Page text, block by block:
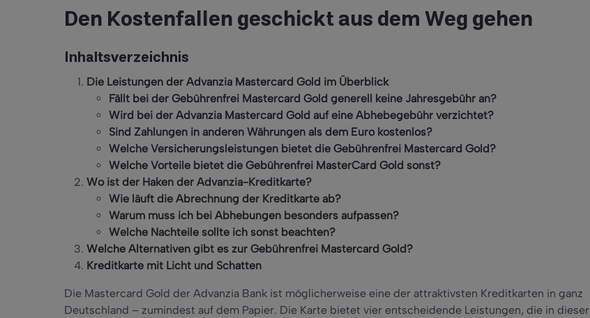
Den Kostenfallen geschickt aus dem Weg gehen
Inhaltsverzeichnis
Die Leistungen der Advanzia Mastercard Gold im Überblick
Fällt bei der Gebührenfrei Mastercard Gold generell keine Jahresgebühr an?
Wird bei der Advanzia Mastercard Gold auf eine Abhebegebühr verzichtet?
Sind Zahlungen in anderen Währungen als dem Euro kostenlos?
Welche Versicherungsleistungen bietet die Gebührenfrei Mastercard Gold?
Welche Vorteile bietet die Gebührenfrei MasterCard Gold sonst?
Wo ist der Haken der Advanzia-Kreditkarte?
Wie läuft die Abrechnung der Kreditkarte ab?
Warum muss ich bei Abhebungen besonders aufpassen?
Welche Nachteile sollte ich sonst beachten?
Welche Alternativen gibt es zur Gebührenfrei Mastercard Gold?
Kreditkarte mit Licht und Schatten
Die Mastercard Gold der Advanzia Bank ist möglicherweise eine der attraktivsten Kreditkarten in ganz
Deutschland – zumindest auf dem Papier. Die Karte bietet vier entscheidende Leistungen, die in dieser